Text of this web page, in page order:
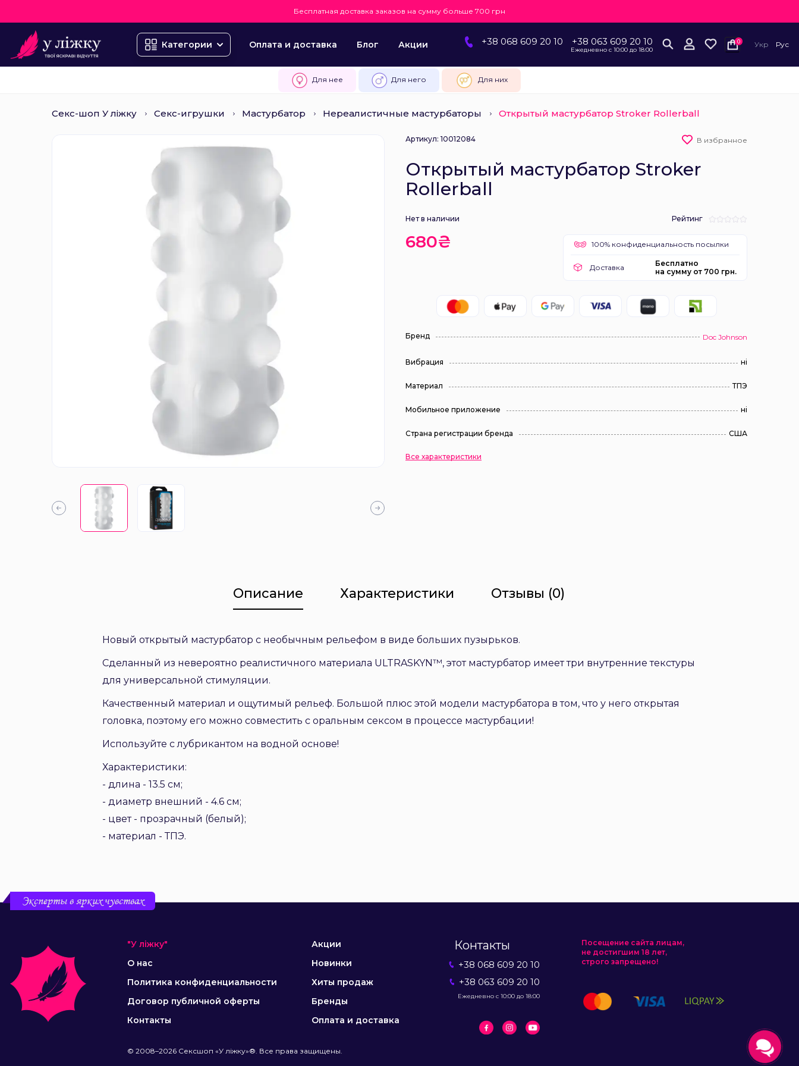
Бесплатная доставка заказов на сумму больше 700 грн
Категории Оплата и доставка Блог Акции +38 068 609 20 10 +38 063 609 20 10
Ежедневно с 10:00 до 18:00
0 Укр Рус
Для нее Для него Для них
Секс-шоп У ліжку Секс-игрушки Мастурбатор Нереалистичные мастурбаторы Открытый мастурбатор Stroker Rollerball
Артикул: 10012084 В избранное
Открытый мастурбатор Stroker
Rollerball
Нет в наличии Рейтинг
680₴ 100% конфиденциальность посылки
Доставка
Бесплатно
на сумму от 700 грн.
Бренд Doc Johnson
Вибрация ні
Материал ТПЭ
Мобильное приложение ні
Страна регистрации бренда США
Все характеристики
Описание Характеристики Отзывы (0)
Новый открытый мастурбатор с необычным рельефом в виде больших пузырьков.
Сделанный из невероятно реалистичного материала ULTRASKYN™, этот мастурбатор имеет три внутренние текстуры
для универсальной стимуляции.
Качественный материал и ощутимый рельеф. Большой плюс этой модели мастурбатора в том, что у него открытая
головка, поэтому его можно совместить с оральным сексом в процессе мастурбации!
Используйте с лубрикантом на водной основе!
Характеристики:
- длина - 13.5 см;
- диаметр внешний - 4.6 см;
- цвет - прозрачный (белый);
- материал - ТПЭ.
Эксперты в ярких чувствах
"У ліжку"
О нас
Политика конфиденциальности
Договор публичной оферты
Контакты
Акции
Новинки
Хиты продаж
Бренды
Оплата и доставка
© 2008–2026 Сексшоп «У ліжку»®. Все права защищены.
Контакты
+38 068 609 20 10
+38 063 609 20 10
Ежедневно с 10:00 до 18:00
Посещение сайта лицам,
не достигшим 18 лет,
строго запрещено!